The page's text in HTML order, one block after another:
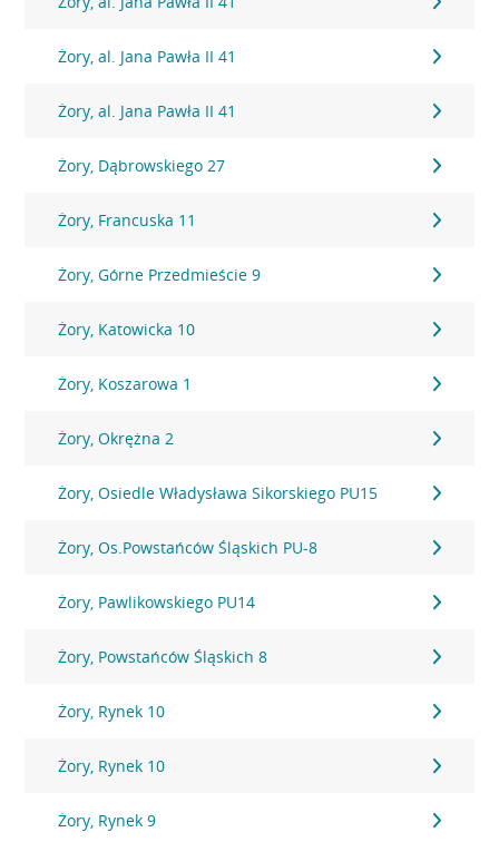
Żory, al. Jana Pawła II 41
Żory, al. Jana Pawła II 41
Żory, Dąbrowskiego 27
Żory, Francuska 11
Żory, Górne Przedmieście 9
Żory, Katowicka 10
Żory, Koszarowa 1
Żory, Okrężna 2
Żory, Osiedle Władysława Sikorskiego PU15
Żory, Os.Powstańców Śląskich PU-8
Żory, Pawlikowskiego PU14
Żory, Powstańców Śląskich 8
Żory, Rynek 10
Żory, Rynek 10
Żory, Rynek 9